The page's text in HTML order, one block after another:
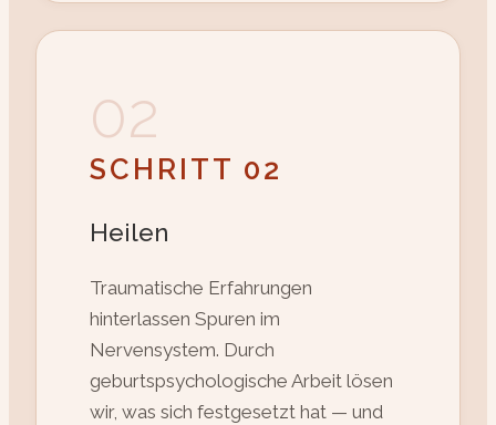
02
SCHRITT 02
Heilen
Traumatische Erfahrungen
hinterlassen Spuren im
Nervensystem. Durch
geburtspsychologische Arbeit lösen
wir, was sich festgesetzt hat — und